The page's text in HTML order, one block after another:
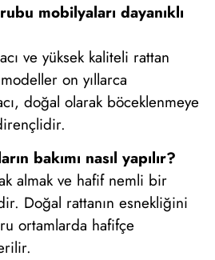
mobilyaları dayanıklı
ve yüksek kaliteli rattan
on yıllarca
doğal olarak böceklenmeye
bakımı nasıl yapılır?
almak ve hafif nemli bir
Doğal rattanın esnekliğini
ortamlarda hafifçe